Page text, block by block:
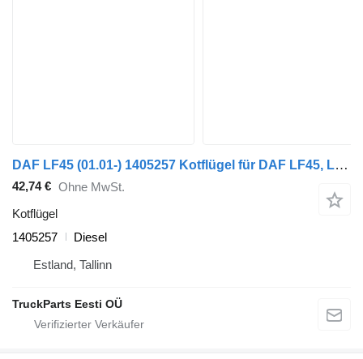
DAF LF45 (01.01-) 1405257 Kotflügel für DAF LF45, LF55, LF180, CF65, CF75, CF85 (2001-) Sattelzugmaschine
42,74 € Ohne MwSt.
Kotflügel
1405257
Diesel
Estland, Tallinn
TruckParts Eesti OÜ